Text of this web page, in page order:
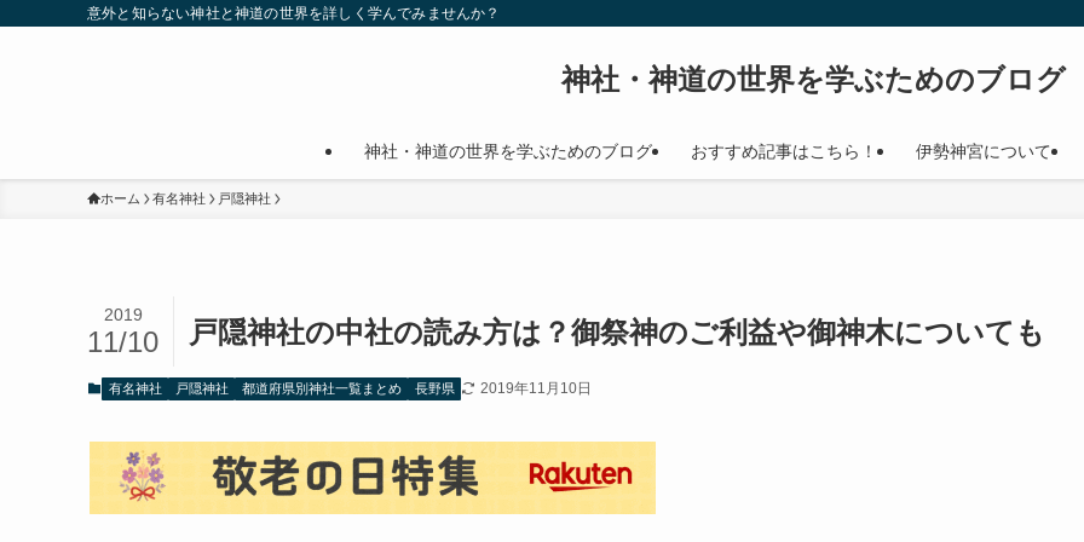
意外と知らない神社と神道の世界を詳しく学んでみませんか？
神社・神道の世界を学ぶためのブログ
神社・神道の世界を学ぶためのブログ おすすめ記事はこちら！ 伊勢神宮について
ホーム 有名神社 戸隠神社
戸隠神社の中社の読み方は？御祭神のご利益や御神木についても
2019
11/10
有名神社 戸隠神社 都道府県別神社一覧まとめ 長野県 2019年11月10日